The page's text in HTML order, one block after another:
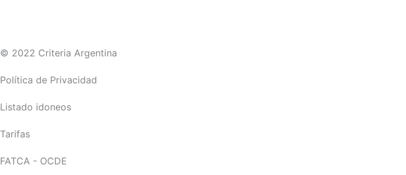
© 2022 Criteria Argentina
Política de Privacidad
Listado idoneos
Tarifas
FATCA - OCDE